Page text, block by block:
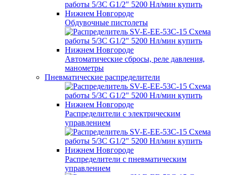
Обдувочные пистолеты
Автоматические сбросы, реле давления,
манометры
Пневматические распределители
Распределители с электрическим
управлением
Распределители с пневматическим
управлением